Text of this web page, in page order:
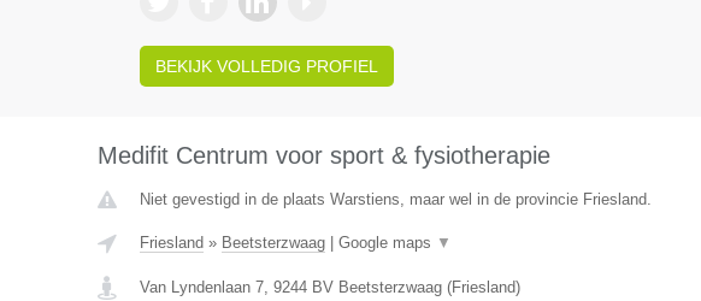
BEKIJK VOLLEDIG PROFIEL
Medifit Centrum voor sport & fysiotherapie
Niet gevestigd in de plaats Warstiens, maar wel in de provincie Friesland.
Friesland » Beetsterzwaag| Google maps ▼
Van Lyndenlaan 7, 9244 BV Beetsterzwaag(Friesland)